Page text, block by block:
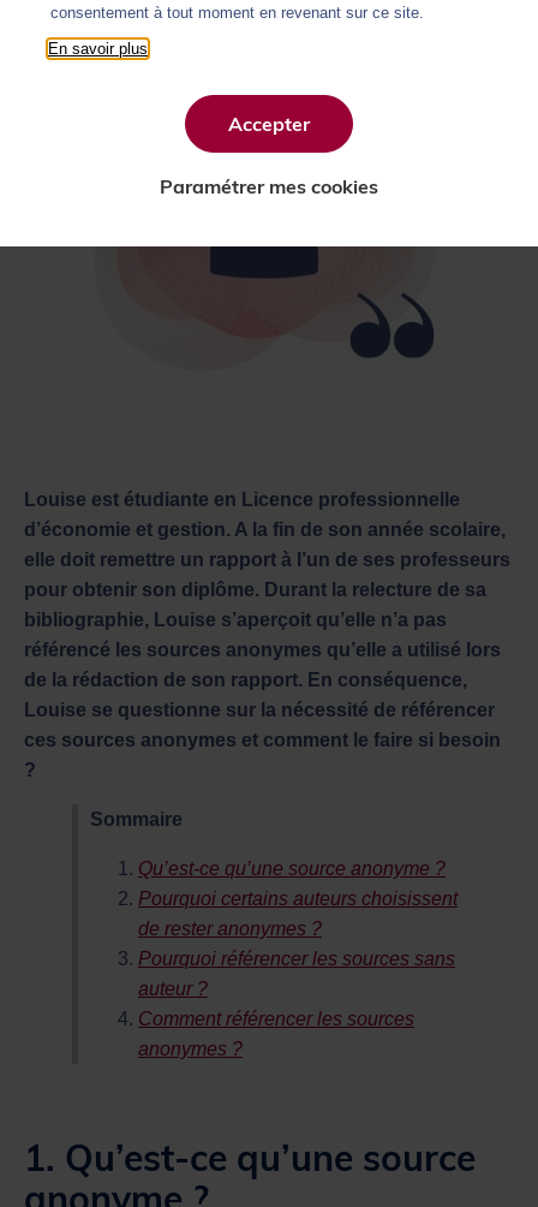
Louise est étudiante en Licence professionnelle
d’économie et gestion. A la fin de son année scolaire,
elle doit remettre un rapport à l’un de ses professeurs
pour obtenir son diplôme. Durant la relecture de sa
bibliographie, Louise s’aperçoit qu’elle n’a pas
référencé les sources anonymes qu’elle a utilisé lors
de la rédaction de son rapport. En conséquence,
Louise se questionne sur la nécessité de référencer
ces sources anonymes et comment le faire si besoin
?
Sommaire
Qu’est-ce qu’une source anonyme ?
Pourquoi certains auteurs choisissent
de rester anonymes ?
Pourquoi référencer les sources sans
auteur ?
Comment référencer les sources
anonymes ?
1. Qu’est-ce qu’une source
consentement à tout moment en revenant sur ce site.
En savoir plus
Accepter
Paramétrer mes cookies